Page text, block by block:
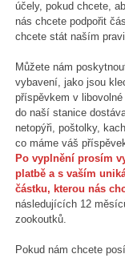
účely, pokud chcete,
nás chcete podpořit
chcete stát naším
Můžete nám
vybavení, jako jsou
příspěvkem v
do naší stanice
netopýři, poštolky,
co máme váš
Po vyplnění prosím
platbě a s vaším
částku, kterou nás
následujících 12
zookoutků.
Pokud nám chcete